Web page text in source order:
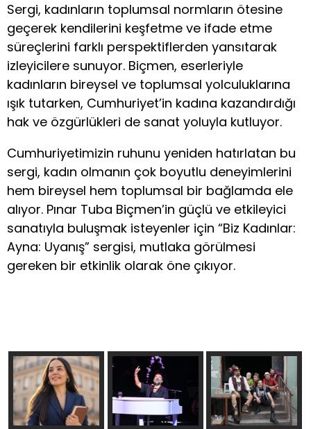
Sergi, kadınların toplumsal normların ötesine
geçerek kendilerini keşfetme ve ifade etme
süreçlerini farklı perspektiflerden yansıtarak
izleyicilere sunuyor. Biçmen, eserleriyle
kadınların bireysel ve toplumsal yolculuklarına
ışık tutarken, Cumhuriyet’in kadına kazandırdığı
hak ve özgürlükleri de sanat yoluyla kutluyor.
Cumhuriyetimizin ruhunu yeniden hatırlatan bu
sergi, kadın olmanın çok boyutlu deneyimlerini
hem bireysel hem toplumsal bir bağlamda ele
alıyor. Pınar Tuba Biçmen’in güçlü ve etkileyici
sanatıyla buluşmak isteyenler için “Biz Kadınlar:
Ayna: Uyanış” sergisi, mutlaka görülmesi
gereken bir etkinlik olarak öne çıkıyor.